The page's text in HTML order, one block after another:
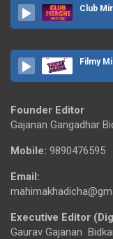
Club
Filmy
Founder Editor
Gajanan Gangadhar
Mobile: 9890476595
Email:
Executive Editor
Gaurav Gajanan